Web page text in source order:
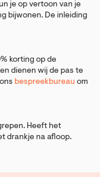
je op vertoon van je
bijwonen. De inleiding
korting op de
dienen wij de pas te
bespreekbureau om
Heeft het
drankje na afloop.